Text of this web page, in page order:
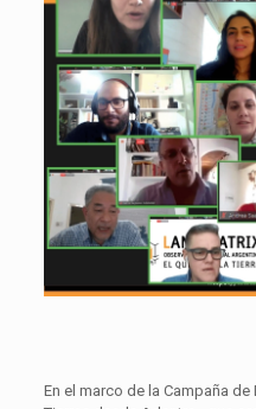
En el marco de la Campaña